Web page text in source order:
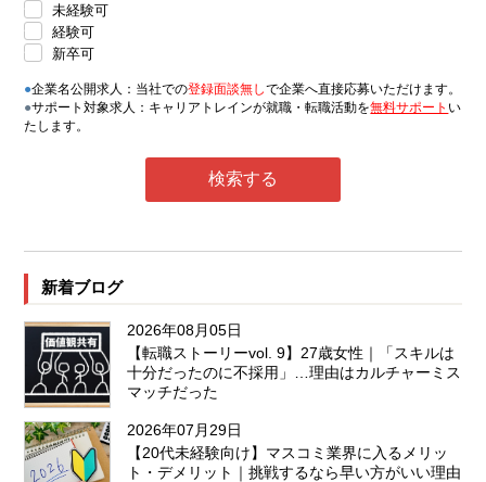
未経験可
経験可
新卒可
●企業名公開求人：当社での登録面談無しで企業へ直接応募いただけます。
●サポート対象求人：キャリアトレインが就職・転職活動を無料サポート い
たします。
新着ブログ
2026年08月05日
【転職ストーリーvol. 9】27歳女性｜「スキルは
十分だったのに不採用」…理由はカルチャーミス
マッチだった
2026年07月29日
【20代未経験向け】マスコミ業界に入るメリッ
ト・デメリット｜挑戦するなら早い方がいい理由